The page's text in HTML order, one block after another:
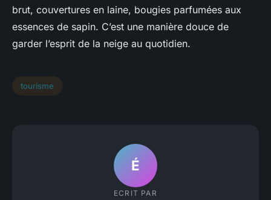
brut, couvertures en laine, bougies parfumées aux
essences de sapin. C’est une manière douce de
garder l’esprit de la neige au quotidien.
tourisme
É
ECRIT PAR